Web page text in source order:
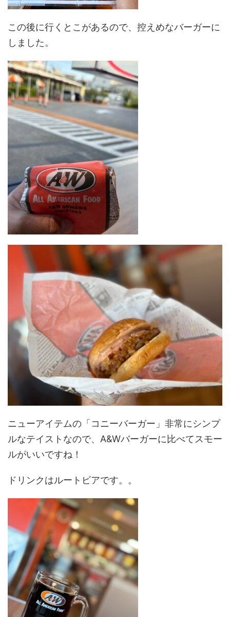
この後に行くとこがあるので、控えめなバーガーに
しました。
ニューアイテムの「コニーバーガー」非常にシンプ
ルなテイストなので、A&Wバーガーに比べてスモー
ルがいいですね！
ドリンクはルートビアです。。